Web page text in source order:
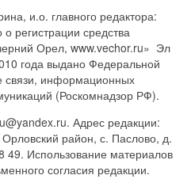
и.о. главного редактора:
регистрации средства
Орел, www.vechor.ru» Эл
года выдано Федеральной
связи, информационных
(Роскомнадзор РФ).
Адрес редакции:
район, с. Паслово, д.
Использование материалов
согласия редакции.